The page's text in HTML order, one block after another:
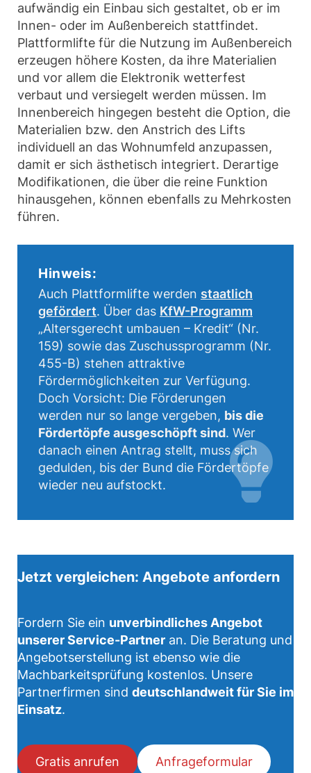
aufwändig ein Einbau sich gestaltet, ob er im
Innen- oder im Außenbereich stattfindet.
Plattformlifte für die Nutzung im Außenbereich
erzeugen höhere Kosten, da ihre Materialien
und vor allem die Elektronik wetterfest
verbaut und versiegelt werden müssen. Im
Innenbereich hingegen besteht die Option, die
Materialien bzw. den Anstrich des Lifts
individuell an das Wohnumfeld anzupassen,
damit er sich ästhetisch integriert. Derartige
Modifikationen, die über die reine Funktion
hinausgehen, können ebenfalls zu Mehrkosten
führen.
Hinweis:
Auch Plattformlifte werden staatlich
gefördert. Über das KfW-Programm
„Altersgerecht umbauen – Kredit“ (Nr.
159) sowie das Zuschussprogramm (Nr.
455-B) stehen attraktive
Fördermöglichkeiten zur Verfügung.
Doch Vorsicht: Die Förderungen
werden nur so lange vergeben, bis die
Fördertöpfe ausgeschöpft sind. Wer
danach einen Antrag stellt, muss sich
gedulden, bis der Bund die Fördertöpfe
wieder neu aufstockt.
Jetzt vergleichen: Angebote anfordern
Fordern Sie ein unverbindliches Angebot
unserer Service-Partner an. Die Beratung und
Angebotserstellung ist ebenso wie die
Machbarkeitsprüfung kostenlos. Unsere
Partnerfirmen sind deutschlandweit für Sie im
Einsatz.
Gratis anrufen Anfrageformular